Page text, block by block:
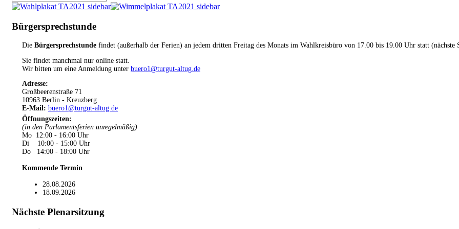
Bürgersprechstunde
Die Bürgersprechstunde findet (außerhalb der Ferien) an jedem dritten Freitag des Monats im Wahlkreisbüro von 17.00 bis 19.00 Uhr statt (nächste
Sie findet manchmal nur online statt.
Wir bitten um eine Anmeldung unter buero1@turgut-altug.de
Adresse:
Großbeerenstraße 71
10963 Berlin - Kreuzberg
E-Mail: buero1@turgut-altug.de
Öffnungszeiten:
(in den Parlamentsferien unregelmäßig)
Mo 12:00 - 16:00 Uhr
Di 10:00 - 15:00 Uhr
Do 14:00 - 18:00 Uhr
Kommende Termin
28.08.2026
18.09.2026
Nächste Plenarsitzung